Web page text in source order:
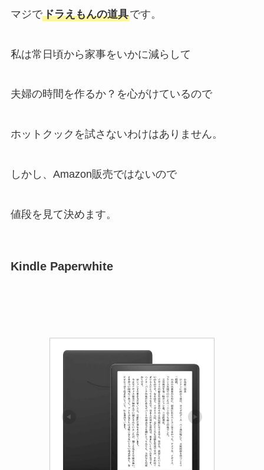
マジでドラえもんの道具です。
私は常日頃から家事をいかに減らして
夫婦の時間を作るか？を心がけているので
ホットクックを試さないわけはありません。
しかし、Amazon販売ではないので
値段を見て決めます。
Kindle Paperwhite